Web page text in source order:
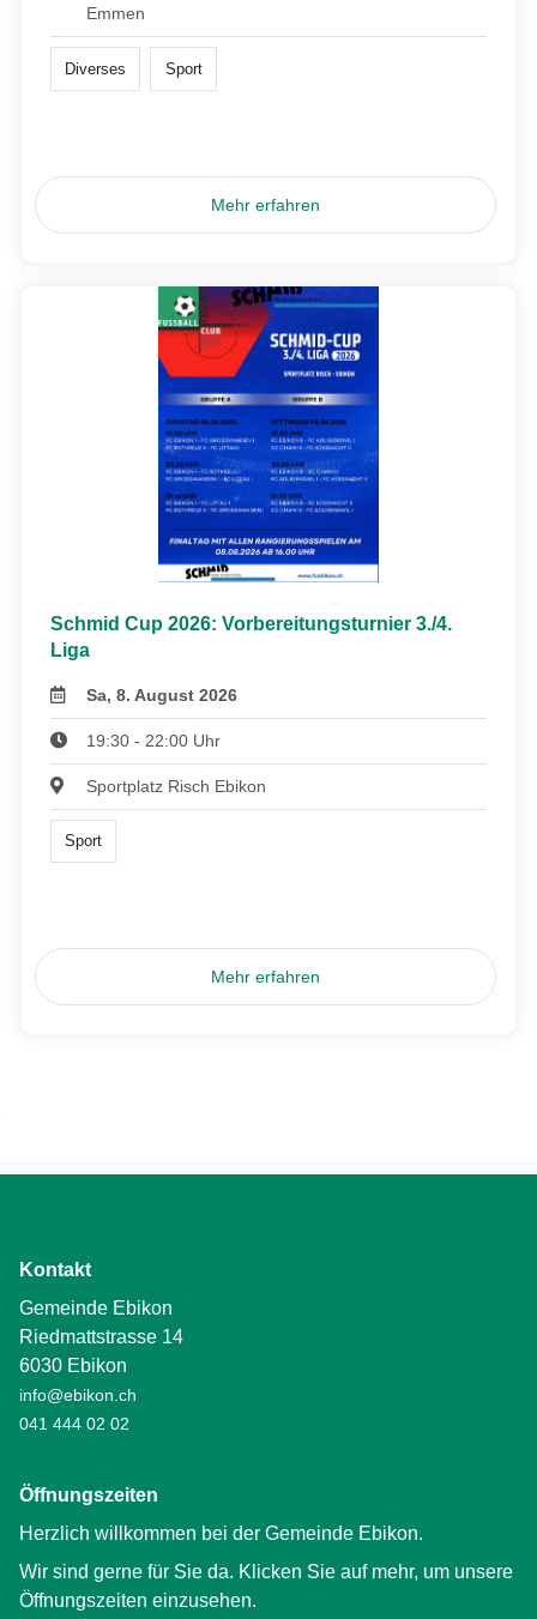
Emmen
Diverses Sport
Mehr erfahren
Schmid Cup 2026: Vorbereitungsturnier 3./4.
Liga
Sa, 8. August 2026
19:30 - 22:00 Uhr
Sportplatz Risch Ebikon
Sport
Mehr erfahren
Kontakt
Gemeinde Ebikon
Riedmattstrasse 14
6030 Ebikon
info@ebikon.ch
041 444 02 02
Öffnungszeiten
Herzlich willkommen bei der Gemeinde Ebikon.
Wir sind gerne für Sie da. Klicken Sie auf mehr, um unsere
Öffnungszeiten einzusehen.